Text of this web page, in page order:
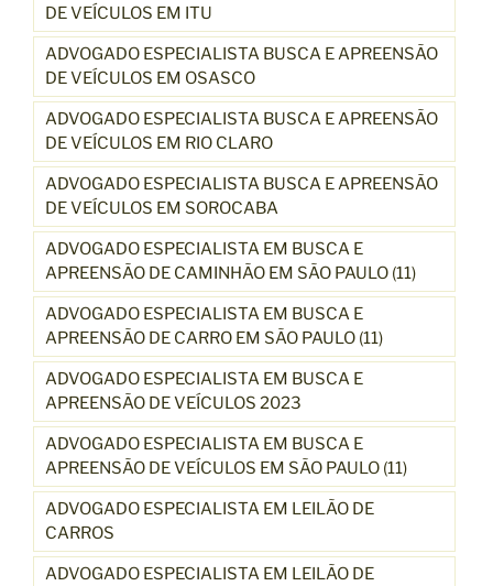
DE VEÍCULOS EM ITU
ADVOGADO ESPECIALISTA BUSCA E APREENSÃO
DE VEÍCULOS EM OSASCO
ADVOGADO ESPECIALISTA BUSCA E APREENSÃO
DE VEÍCULOS EM RIO CLARO
ADVOGADO ESPECIALISTA BUSCA E APREENSÃO
DE VEÍCULOS EM SOROCABA
ADVOGADO ESPECIALISTA EM BUSCA E
APREENSÃO DE CAMINHÃO EM SÃO PAULO (11)
ADVOGADO ESPECIALISTA EM BUSCA E
APREENSÃO DE CARRO EM SÃO PAULO (11)
ADVOGADO ESPECIALISTA EM BUSCA E
APREENSÃO DE VEÍCULOS 2023
ADVOGADO ESPECIALISTA EM BUSCA E
APREENSÃO DE VEÍCULOS EM SÃO PAULO (11)
ADVOGADO ESPECIALISTA EM LEILÃO DE
CARROS
ADVOGADO ESPECIALISTA EM LEILÃO DE